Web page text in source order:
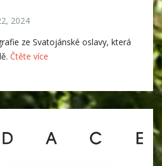
2024
ze Svatojánské oslavy, která
Čtěte více